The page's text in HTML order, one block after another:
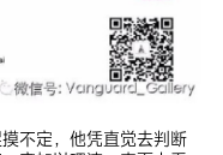
不定，他凭直觉去判断